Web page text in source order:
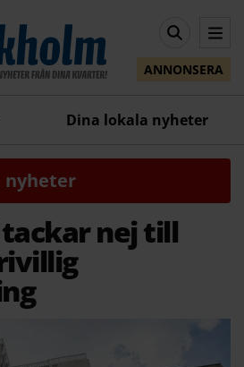
ANNONSERA
Dina lokala nyheter
nyheter
nej till